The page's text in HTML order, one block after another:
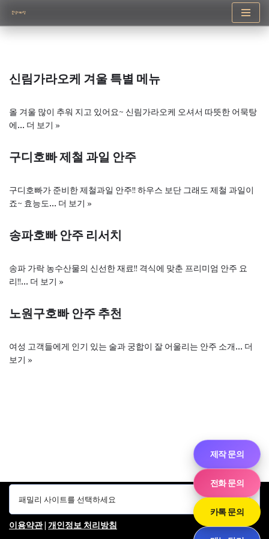
콘
로
건
뛰
기
신림가라오케 겨울 특별 메뉴
올 겨울 많이 추워 지고 있어요~ 신림가라오케 오셔서 따뜻한 어묵탕
에… 더 보기 »
구디호빠 제철 과일 안주
구디호빠가 준비한 제철과일 안주!! 하우스 보단 그래도 제철 과일이
죠~ 효능도… 더 보기 »
송파호빠 안주 리서치
송파 가락 농수산물의 신선한 재료!! 격식에 맞춘 프리미엄 안주 요
리!!… 더 보기 »
노원구호빠 안주 추천
여성 고객들에게 인기 있는 술과 궁합이 잘 어울리는 안주 소개… 더
보기 »
이용약관| 개인정보 처리방침
제작 문의
전화 문의
카톡 문의